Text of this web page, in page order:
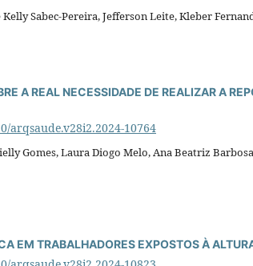
Sabec-Pereira, Jefferson Leite, Kleber
A REAL NECESSIDADE DE REALIZAR A
arqsaude.v28i2.2024-10764
Gomes, Laura Diogo Melo, Ana Beatriz
EM TRABALHADORES EXPOSTOS À